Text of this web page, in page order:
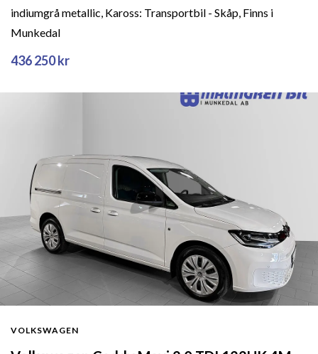
indiumgrå metallic, Kaross: Transportbil - Skåp, Finns i
Munkedal
436 250 kr
VOLKSWAGEN